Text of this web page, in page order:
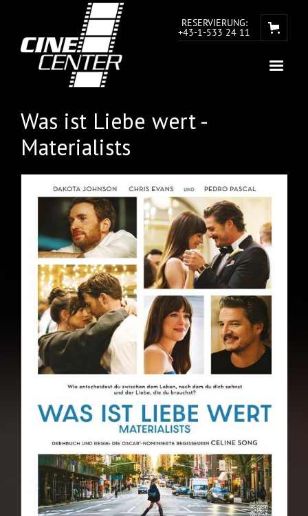
RESERVIERUNG:
+43-1-533 24 11